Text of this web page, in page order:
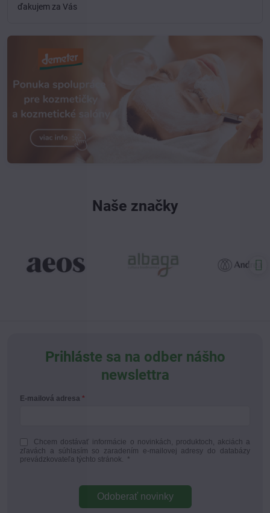
ďakujem za Vás
Naše značky
Prihláste sa na odber nášho
newslettra
E-mailová adresa
Chcem dostávať informácie o novinkách, produktoch, akciách a
zľavách a súhlasím so zaradením e-mailovej adresy do databázy
prevádzkovateľa týchto stránok.
*
Odoberať novinky